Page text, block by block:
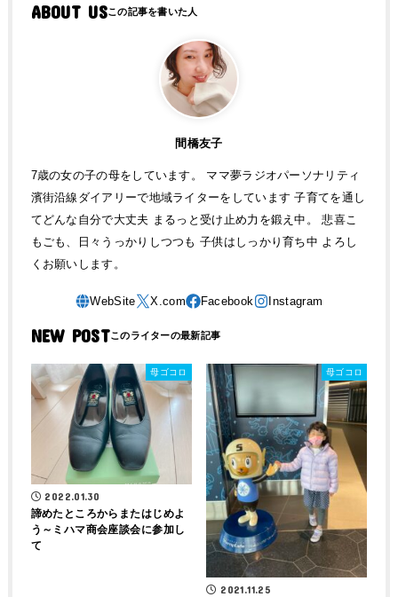
ABOUT US
間橋友子
7歳の女の子の母をしています。 ママ夢ラジオパーソナリティ
濱街沿線ダイアリーで地域ライターをしています 子育てを通し
てどんな自分で大丈夫 まるっと受け止め力を鍛え中。 悲喜こ
もごも、日々うっかりしつつも 子供はしっかり育ち中 よろし
くお願いします。
NEW POST
母ゴコロ
2022.01.30
諦めたところからまたはじめよ
う～ミハマ商会座談会に参加し
て
母ゴコロ
2021.11.25